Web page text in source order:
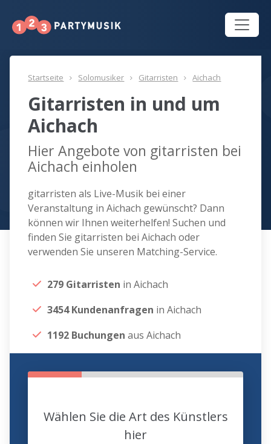
Startseite Solomusiker Gitarristen Aichach
Gitarristen in und um
Aichach
Hier Angebote von gitarristen bei
Aichach einholen
gitarristen als Live-Musik bei einer
Veranstaltung in Aichach gewünscht? Dann
können wir Ihnen weiterhelfen! Suchen und
finden Sie gitarristen bei Aichach oder
verwenden Sie unseren Matching-Service.
279 Gitarristen in Aichach
3454 Kundenanfragen in Aichach
1192 Buchungen aus Aichach
Wählen Sie die Art des Künstlers
hier